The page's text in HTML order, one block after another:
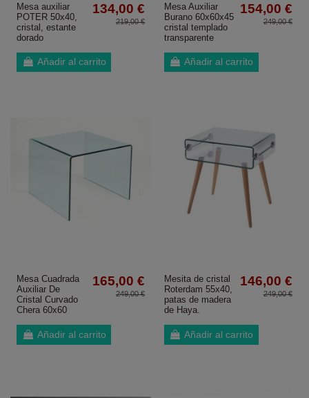
Mesa auxiliar
POTER 50x40,
cristal, estante
dorado
134,00 €
219,00 €
Añadir al carrito
Mesa Auxiliar
Burano 60x60x45
cristal templado
transparente
154,00 €
249,00 €
Añadir al carrito
Mesa Cuadrada
Auxiliar De
Cristal Curvado
Chera 60x60
165,00 €
249,00 €
Añadir al carrito
Mesita de cristal
Roterdam 55x40,
patas de madera
de Haya.
146,00 €
249,00 €
Añadir al carrito